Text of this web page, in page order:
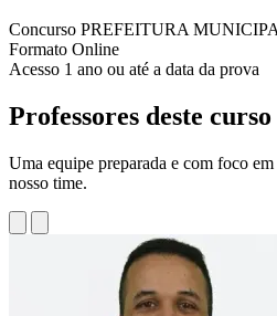
Concurso PREFEITURA
Formato Online
Acesso 1 ano ou até a data da prova
Professores deste curso
Uma equipe preparada e com foco
nosso time.